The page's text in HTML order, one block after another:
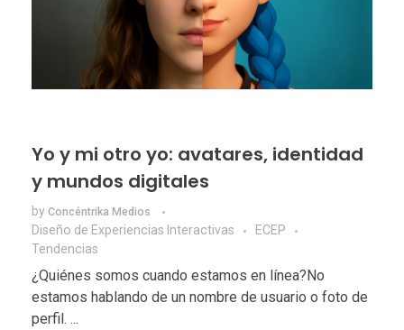
Yo y mi otro yo: avatares, identidad
y mundos digitales
by Concéntrika Medios
Diseño de Experiencias Interactivas
ECEP
Tendencias
¿Quiénes somos cuando estamos en línea?No
estamos hablando de un nombre de usuario o foto de
perfil. ...